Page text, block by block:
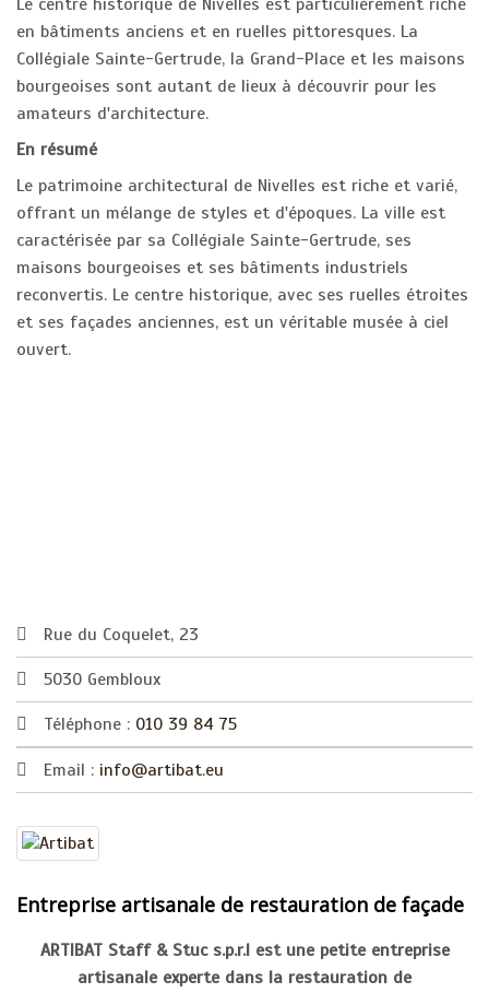
Le centre historique de Nivelles est particulièrement riche
en bâtiments anciens et en ruelles pittoresques. La
Collégiale Sainte-Gertrude, la Grand-Place et les maisons
bourgeoises sont autant de lieux à découvrir pour les
amateurs d'architecture.
En résumé
Le patrimoine architectural de Nivelles est riche et varié,
offrant un mélange de styles et d'époques. La ville est
caractérisée par sa Collégiale Sainte-Gertrude, ses
maisons bourgeoises et ses bâtiments industriels
reconvertis. Le centre historique, avec ses ruelles étroites
et ses façades anciennes, est un véritable musée à ciel
ouvert.
Rue du Coquelet, 23
5030 Gembloux
Téléphone : 010 39 84 75
Email : info@artibat.eu
Entreprise artisanale de restauration de façade
ARTIBAT Staff & Stuc s.p.r.l est une petite entreprise
artisanale experte dans la restauration de